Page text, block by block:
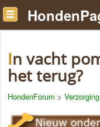
In vacht pomerian geknipt, groeit
het terug?
HondenForum > Verzorging